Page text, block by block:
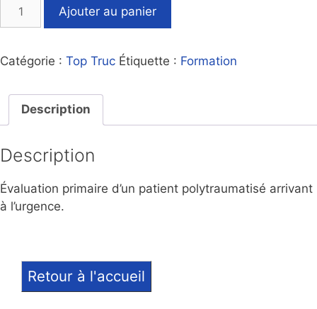
Ajouter au panier
Catégorie : Top Truc Étiquette : Formation
Description
Description
Évaluation primaire d’un patient polytraumatisé arrivant
à l’urgence.
Retour à l'accueil